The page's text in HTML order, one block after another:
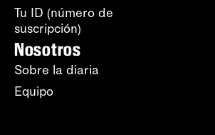
Tu ID (número de
suscripción)
Nosotros
Sobre la diaria
Equipo